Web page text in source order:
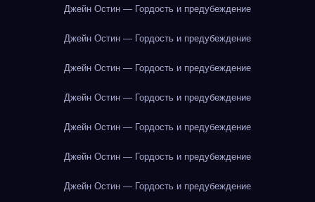
Джейн Остин — Гордость и предубеждение
Джейн Остин — Гордость и предубеждение
Джейн Остин — Гордость и предубеждение
Джейн Остин — Гордость и предубеждение
Джейн Остин — Гордость и предубеждение
Джейн Остин — Гордость и предубеждение
Джейн Остин — Гордость и предубеждение